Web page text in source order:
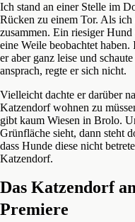
Ich stand an einer Stelle im
Rücken zu einem Tor. Als
zusammen. Ein riesiger
eine Weile beobachtet
er aber ganz leise und
ansprach, regte er sich nicht.
Vielleicht dachte er darüber
Katzendorf wohnen zu
gibt kaum Wiesen in Brolo.
Grünfläche sieht, dann steht
dass Hunde diese nicht
Katzendorf.
Das Katzendorf
Premiere